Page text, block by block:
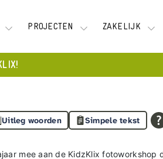
PROJECTEN ZAKELIJK
Uitleg woorden Simpele tekst
mee aan de KidzKlix fotoworkshop